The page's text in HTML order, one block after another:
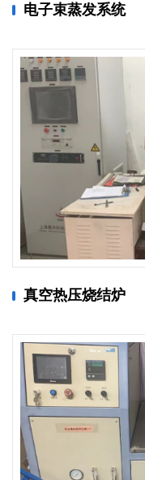
电子束蒸发系统
真空热压烧结炉